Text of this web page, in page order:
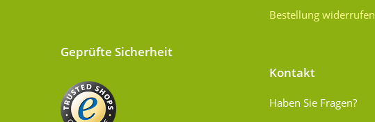
Bestellung widerrufen
Kontakt
Haben Sie Fragen?
Geprüfte Sicherheit